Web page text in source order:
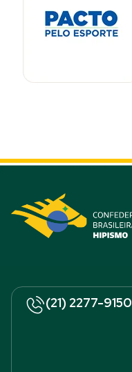
(21) 2277-9150